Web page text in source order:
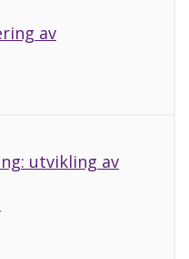
av
utvikling av